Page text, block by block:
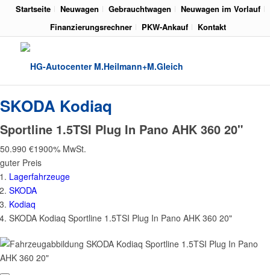
Startseite Neuwagen Gebrauchtwagen
Neuwagen im Vorlauf
Finanzierungsrechner
PKW-Ankauf Kontakt
SKODA Kodiaq
Sportline 1.5TSI Plug In Pano AHK 360 20"
50.990 €1900% MwSt.
guter Preis
Lagerfahrzeuge
SKODA
Kodiaq
SKODA Kodiaq Sportline 1.5TSI Plug In Pano AHK 360 20"